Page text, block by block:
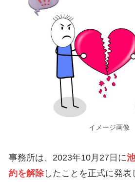
イメージ画像
事務所は、2023年10月27日に
約を解除したことを正式に発表